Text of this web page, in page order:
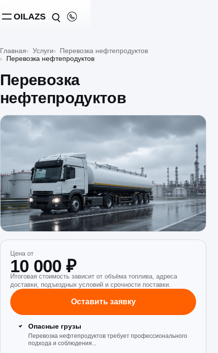
OILAZS
Главная Услуги
Перевозка нефтепродуктов
Перевозка нефтепродуктов
Перевозка
нефтепродуктов
Цена от
10 000 ₽
Итоговая стоимость зависит от объёма топлива, адреса
доставки, подъездных условий и срочности поставки.
Оставить заявку
Опасные грузы
Перевозка нефтепродуктов требует профессионального
подхода и соблюдения...